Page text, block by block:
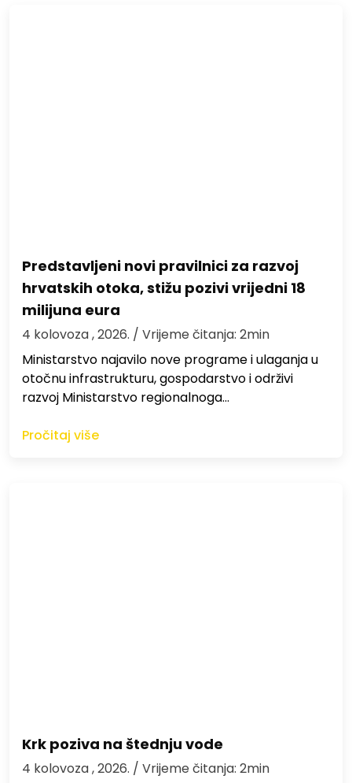
Predstavljeni novi pravilnici za razvoj
hrvatskih otoka, stižu pozivi vrijedni 18
milijuna eura
4 kolovoza , 2026. / Vrijeme čitanja: 2min
Ministarstvo najavilo nove programe i ulaganja u
otočnu infrastrukturu, gospodarstvo i održivi
razvoj Ministarstvo regionalnoga…
Pročitaj više
Krk poziva na štednju vode
4 kolovoza , 2026. / Vrijeme čitanja: 2min